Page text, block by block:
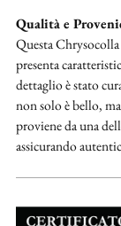
Qualità e
Questa
presenta
dettaglio è stato
non solo è bello,
proviene da una
assicurando